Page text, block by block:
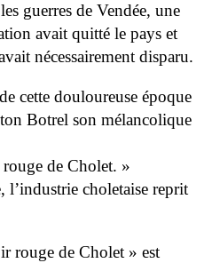
guerres de Vendée, une
avait quitté le pays et
nécessairement disparu.
cette douloureuse époque
Botrel son mélancolique
de Cholet. »
choletaise reprit
rouge de Cholet » est